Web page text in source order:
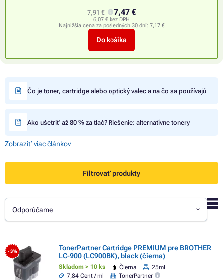
7,91 € 7,47 €
6,07 € bez DPH
Najnižšia cena za posledných 30 dní: 7,17 €
Do košíka
Čo je toner, cartridge alebo optický valec a na čo sa používajú
Ako ušetriť až 80 % za tlač? Riešenie: alternatívne tonery
Zobraziť viac článkov
Filtrovať produkty
Odporúčame
- 3%
TonerPartner Cartridge PREMIUM pre BROTHER
LC-900 (LC900BK), black (čierna)
Skladom > 10 ks Čierna
25ml
7,84 Cent / ml
TonerPartner